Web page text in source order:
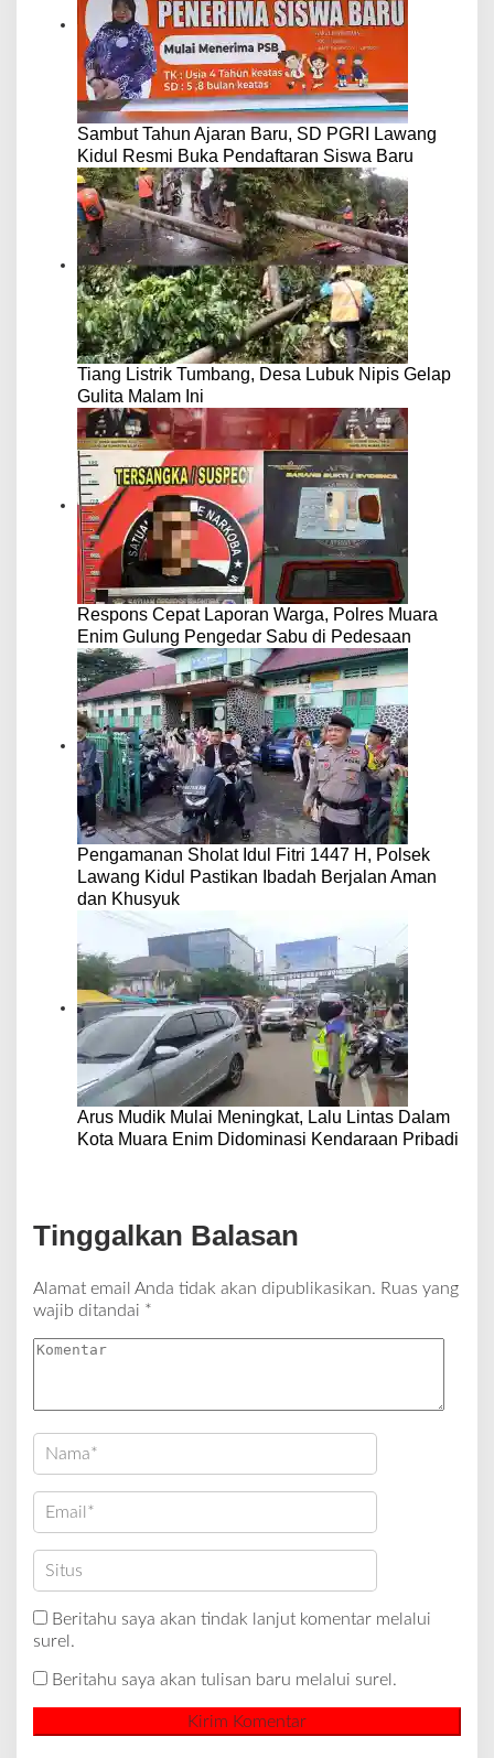
Sambut Tahun Ajaran Baru, SD PGRI Lawang
Kidul Resmi Buka Pendaftaran Siswa Baru
Tiang Listrik Tumbang, Desa Lubuk Nipis Gelap
Gulita Malam Ini
Respons Cepat Laporan Warga, Polres Muara
Enim Gulung Pengedar Sabu di Pedesaan
Pengamanan Sholat Idul Fitri 1447 H, Polsek
Lawang Kidul Pastikan Ibadah Berjalan Aman
dan Khusyuk
Arus Mudik Mulai Meningkat, Lalu Lintas Dalam
Kota Muara Enim Didominasi Kendaraan Pribadi
Tinggalkan Balasan
Alamat email Anda tidak akan dipublikasikan. Ruas yang
wajib ditandai *
Beritahu saya akan tindak lanjut komentar melalui
surel.
Beritahu saya akan tulisan baru melalui surel.